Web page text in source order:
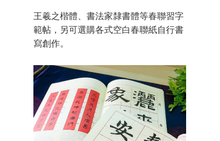
王羲之楷體、書法家隸書體等春聯習字
範帖，另可選購各式空白春聯紙自行書
寫創作。